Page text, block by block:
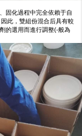
固化過程中完全依賴于自
此，雙組份混合后具有較
的選用而進行調整(-般為